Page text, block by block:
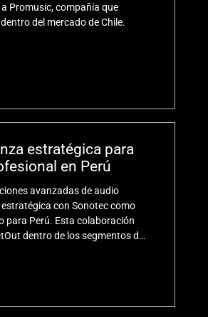
Promusic, compañía que
del mercado de Chile.
estratégica para
en Perú
avanzadas de audio
con Sonotec como
para Perú. Esta colaboración
dentro de los segmentos de